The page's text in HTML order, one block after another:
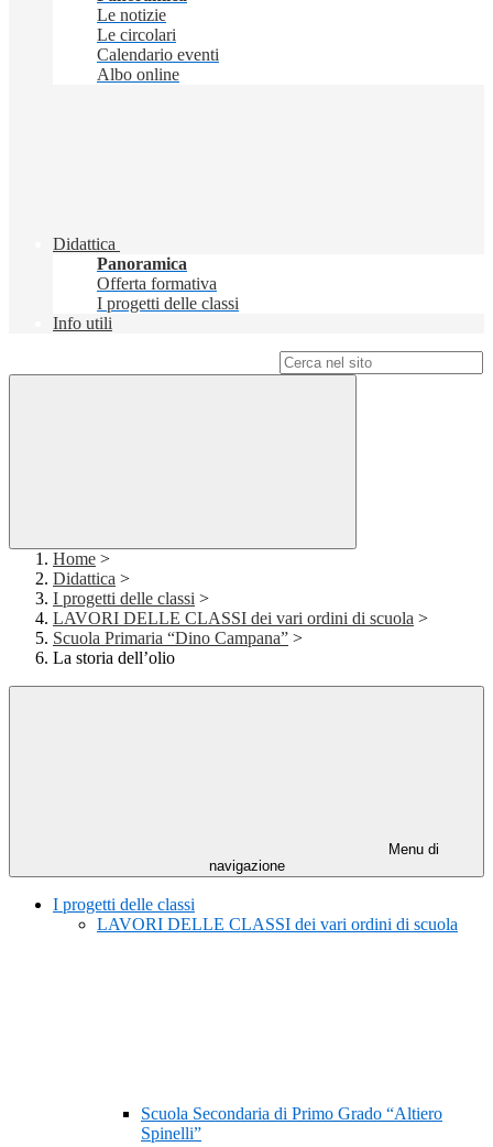
Le notizie
Le circolari
Calendario eventi
Albo online
Didattica
Panoramica
Offerta formativa
I progetti delle classi
Info utili
Home >
Didattica >
I progetti delle classi >
LAVORI DELLE CLASSI dei vari ordini di scuola >
Scuola Primaria “Dino Campana” >
La storia dell’olio
Menu di
navigazione
I progetti delle classi
LAVORI DELLE CLASSI dei vari ordini di scuola
Scuola Secondaria di Primo Grado “Altiero
Spinelli”